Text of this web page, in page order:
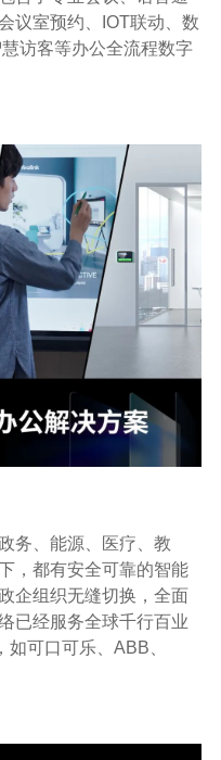
议室预约、IOT联动、数
访客等办公全流程数字
务、能源、医疗、教
，都有安全可靠的智能
企组织无缝切换，全面
已经服务全球千行百业
可口可乐、ABB、